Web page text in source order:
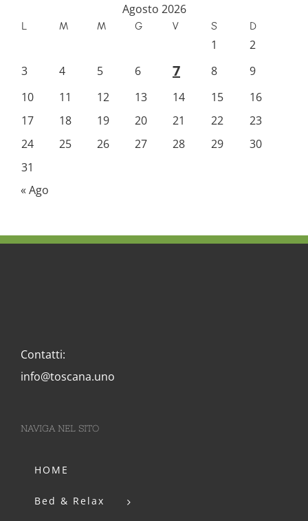
Agosto 2026
L M M G V S D
1
2
3
4 5 6 7 8
9
10
11 12 13 14 15
16
17
18 19 20 21 22
23
24
25 26 27 28 29
30
31
« Ago
Contatti:
info@toscana.uno
NAVIGA NEL SITO
HOME
Bed & Relax